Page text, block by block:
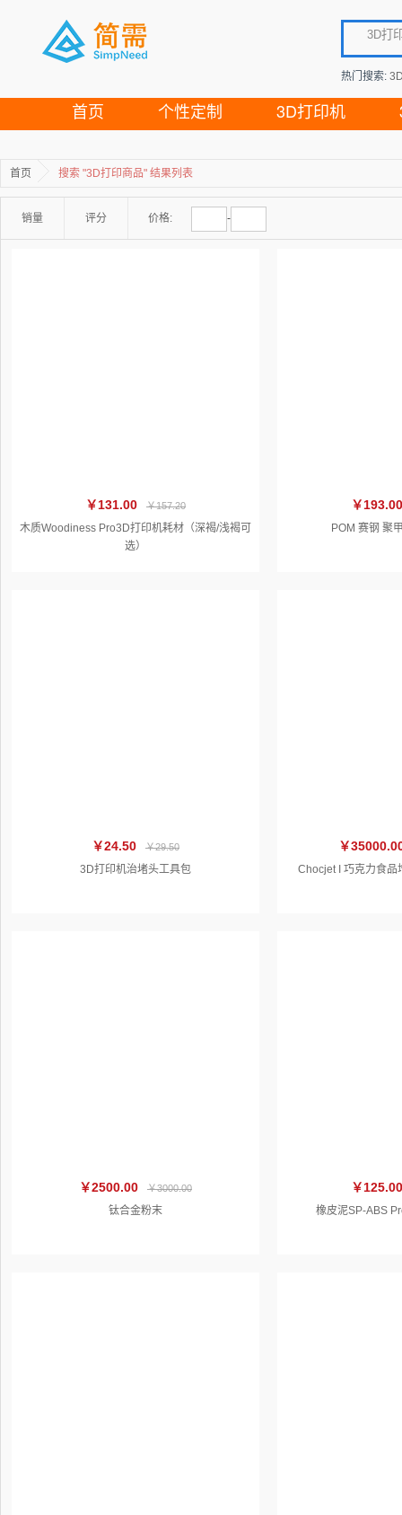
热门搜索:
首页 个性定制 3D打印机
首页 搜索 "3D打印商品" 结果列表
销量 评分 价格: -
￥131.00 ￥157.20
木质Woodiness Pro3D打印机耗材（深褐/浅褐可
选）
￥
POM 赛钢 聚
￥24.50 ￥29.50
3D打印机治堵头工具包
￥
Chocjet I 巧克力食品
￥2500.00 ￥3000.00
钛合金粉末
￥
橡皮泥SP-ABS